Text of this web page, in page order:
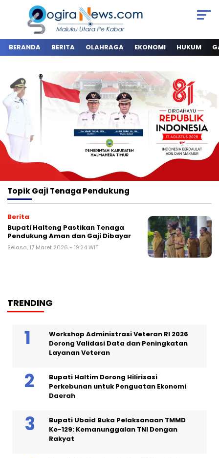
BERANDA BERITA OLAHRAGA EKONOMI HUKUM
TopikGaji Tenaga Pendukung
Berita
Bupati Halteng Pastikan Tenaga
Pendukung Aman dan Gaji Dibayar
Selasa, 17 Maret 2026 - 19:24 WIT
TRENDING
Workshop Administrasi Veteran RI 2026
Dorong Validasi Data dan Peningkatan
Layanan Veteran
Bupati Haltim Dorong Hilirisasi
Perkebunan untuk Penguatan Ekonomi
Daerah
Bupati Ubaid Buka Pelaksanaan TMMD
Ke-129: Kemanunggalan TNI Dengan
Rakyat